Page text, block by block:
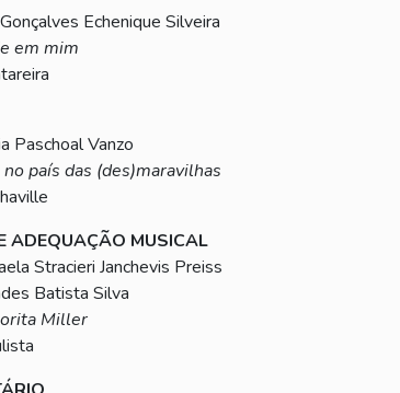
Echenique Silveira
em mim
Paschoal Vanzo
país das (des)maravilhas
ADEQUAÇÃO MUSICAL
Stracieri Janchevis Preiss
Batista Silva
Miller